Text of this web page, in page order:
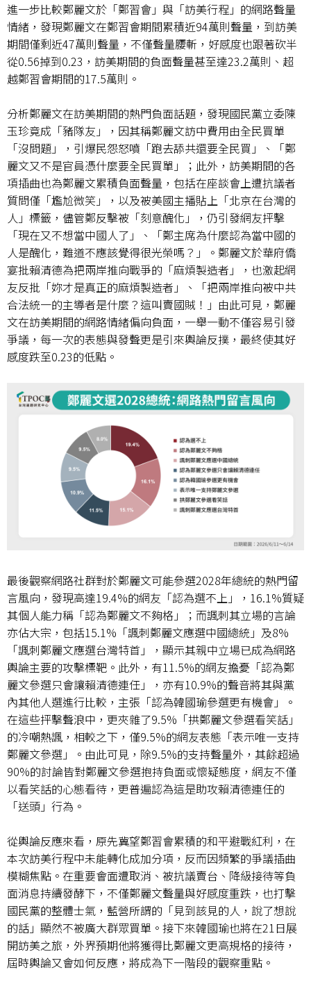
進一步比較鄭麗文於「鄭習會」與「訪美行程」的網路聲量
情緒，發現鄭麗文在鄭習會期間累積近94萬則聲量，到訪美
期間僅剩近47萬則聲量，不僅聲量腰斬，好感度也跟著砍半
從0.56掉到0.23 ，訪美期間的負面聲量甚至達23.2萬則、超
越鄭習會期間的17.5萬則。
分析鄭麗文在訪美期間的熱門負面話題，發現國民黨立委陳
玉珍竟成「豬隊友」，因其稱鄭麗文訪中費用由全民買單
「沒問題」，引爆民怨怒噴「跑去舔共還要全民買」、「鄭
麗文又不是官員憑什麼要全民買單」；此外，訪美期間的各
項插曲也為鄭麗文累積負面聲量，包括在座談會上遭抗議者
質問僅「尷尬微笑」，以及被美國主播貼上「北京在台灣的
人」標籤，儘管鄭反擊被「刻意醜化」，仍引發網友抨擊
「現在又不想當中國人了」、「鄭主席為什麼認為當中國的
人是醜化，難道不應該覺得很光榮嗎？」。鄭麗文於華府僑
宴批賴清德為把兩岸推向戰爭的「麻煩製造者」，也激起網
友反批「妳才是真正的麻煩製造者」、「把兩岸推向被中共
合法統一的主導者是什麼？這叫賣國賊！」由此可見，鄭麗
文在訪美期間的網路情緒偏向負面，一舉一動不僅容易引發
爭議，每一次的表態與發聲更是引來輿論反撲，最終使其好
感度跌至0.23的低點。
最後觀察網路社群對於鄭麗文可能參選2028年總統的熱門留
言風向，發現高達19.4%的網友「認為選不上」， 16.1%質疑
其個人能力稱「認為鄭麗文不夠格」；而諷刺其立場的言論
亦佔大宗，包括15.1% 「諷刺鄭麗文應選中國總統」及8%
「諷刺鄭麗文應選台灣特首」，顯示其親中立場已成為網路
輿論主要的攻擊標靶。此外，有11.5%的網友擔憂「認為鄭
麗文參選只會讓賴清德連任」，亦有10.9%的聲音將其與黨
內其他人選進行比較，主張「認為韓國瑜參選更有機會」。
在這些抨擊聲浪中，更夾雜了9.5% 「拱鄭麗文參選看笑話」
的冷嘲熱諷，相較之下，僅9.5%的網友表態「表示唯一支持
鄭麗文參選」。由此可見，除9.5%的支持聲量外，其餘超過
90%的討論皆對鄭麗文參選抱持負面或懷疑態度，網友不僅
以看笑話的心態看待，更普遍認為這是助攻賴清德連任的
「送頭」行為。
從輿論反應來看，原先冀望鄭習會累積的和平避戰紅利，在
本次訪美行程中未能轉化成加分項，反而因頻繁的爭議插曲
模糊焦點。在重要會面遭取消、被抗議賣台、降級接待等負
面消息持續發酵下，不僅鄭麗文聲量與好感度重跌，也打擊
國民黨的整體士氣，藍營所謂的「見到該見的人，說了想說
的話」顯然不被廣大群眾買單。接下來韓國瑜也將在21 日展
開訪美之旅，外界預期他將獲得比鄭麗文更高規格的接待，
屆時輿論又會如何反應，將成為下一階段的觀察重點。